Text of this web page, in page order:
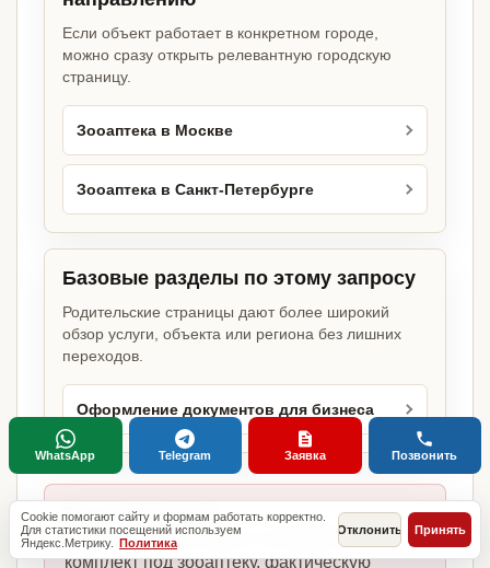
Если объект работает в конкретном городе,
можно сразу открыть релевантную городскую
страницу.
Зооаптека в Москве
Зооаптека в Санкт-Петербурге
Базовые разделы по этому запросу
Родительские страницы дают более широкий
обзор услуги, объекта или региона без лишних
переходов.
Оформление документов для бизнеса
Главное отличие:
не копируем шаблоны, а собираем
комплект под зооаптеку, фактическую
Cookie помогают сайту и формам работать корректно.
Для статистики посещений используем
Яндекс.Метрику. Политика
Отклонить Принять
WhatsApp Telegram Заявка Позвонить